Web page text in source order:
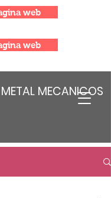
MECANICOS
web
web